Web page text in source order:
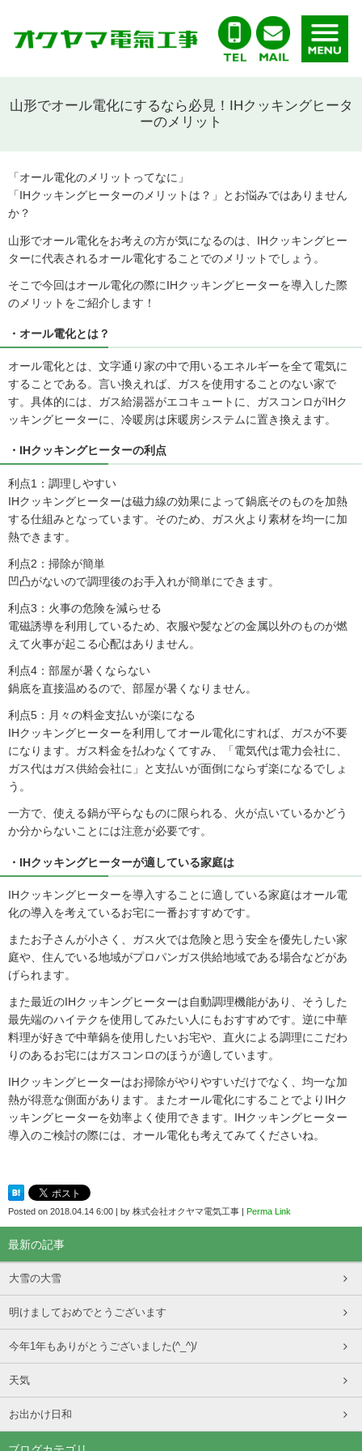
山形でオール電化にするなら必見！IHクッキングヒータ
ーのメリット
「オール電化のメリットってなに」
「IHクッキングヒーターのメリットは？」とお悩みではありません
か？
山形でオール電化をお考えの方が気になるのは、IHクッキングヒー
ターに代表されるオール電化することでのメリットでしょう。
そこで今回はオール電化の際にIHクッキングヒーターを導入した際
のメリットをご紹介します！
・オール電化とは？
オール電化とは、文字通り家の中で用いるエネルギーを全て電気に
することである。言い換えれば、ガスを使用することのない家で
す。具体的には、ガス給湯器がエコキュートに、ガスコンロがIHク
ッキングヒーターに、冷暖房は床暖房システムに置き換えます。
・IHクッキングヒーターの利点
利点1：調理しやすい
IHクッキングヒーターは磁力線の効果によって鍋底そのものを加熱
する仕組みとなっています。そのため、ガス火より素材を均一に加
熱できます。
利点2：掃除が簡単
凹凸がないので調理後のお手入れが簡単にできます。
利点3：火事の危険を減らせる
電磁誘導を利用しているため、衣服や髪などの金属以外のものが燃
えて火事が起こる心配はありません。
利点4：部屋が暑くならない
鍋底を直接温めるので、部屋が暑くなりません。
利点5：月々の料金支払いが楽になる
IHクッキングヒーターを利用してオール電化にすれば、ガスが不要
になります。ガス料金を払わなくてすみ、「電気代は電力会社に、
ガス代はガス供給会社に」と支払いが面倒にならず楽になるでしょ
う。
一方で、使える鍋が平らなものに限られる、火が点いているかどう
か分からないことには注意が必要です。
・IHクッキングヒーターが適している家庭は
IHクッキングヒーターを導入することに適している家庭はオール電
化の導入を考えているお宅に一番おすすめです。
またお子さんが小さく、ガス火では危険と思う安全を優先したい家
庭や、住んでいる地域がプロパンガス供給地域である場合などがあ
げられます。
また最近のIHクッキングヒーターは自動調理機能があり、そうした
最先端のハイテクを使用してみたい人にもおすすめです。逆に中華
料理が好きで中華鍋を使用したいお宅や、直火による調理にこだわ
りのあるお宅にはガスコンロのほうが適しています。
IHクッキングヒーターはお掃除がやりやすいだけでなく、均一な加
熱が得意な側面があります。またオール電化にすることでよりIHク
ッキングヒーターを効率よく使用できます。IHクッキングヒーター
導入のご検討の際には、オール電化も考えてみてくださいね。
Posted on 2018.04.14 6:00 by 株式会社オクヤマ電気工事 Perma Link
最新の記事
大雪の大雪
明けましておめでとうございます
今年1年もありがとうございました(^_^)/
天気
お出かけ日和